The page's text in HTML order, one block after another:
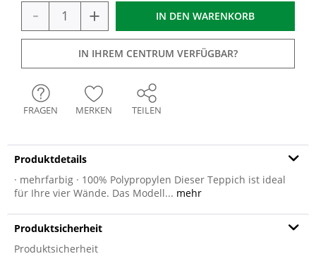
- + IN DEN WARENKORB
IN IHREM CENTRUM VERFÜGBAR?
FRAGEN MERKEN TEILEN
Produktdetails
· mehrfarbig · 100% Polypropylen Dieser Teppich ist ideal
für Ihre vier Wände. Das Modell... mehr
Produktsicherheit
Produktsicherheit